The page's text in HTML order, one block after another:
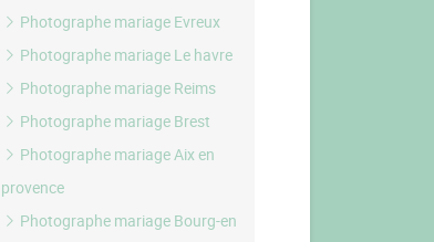
Photographe mariage Evreux
Photographe mariage Le havre
Photographe mariage Reims
Photographe mariage Brest
Photographe mariage Aix en
provence
Photographe mariage Bourg-en